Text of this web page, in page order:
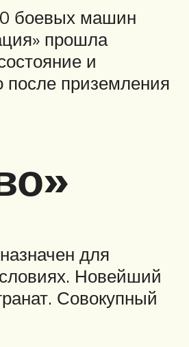
боевых машин
прошла
и
после приземления
для
Новейший
Совокупный